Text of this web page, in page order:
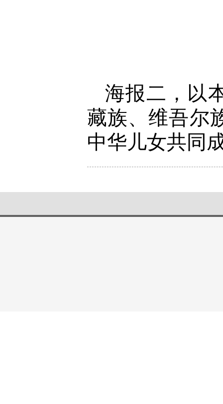
海报二，以
藏族、维吾尔
中华儿女共同